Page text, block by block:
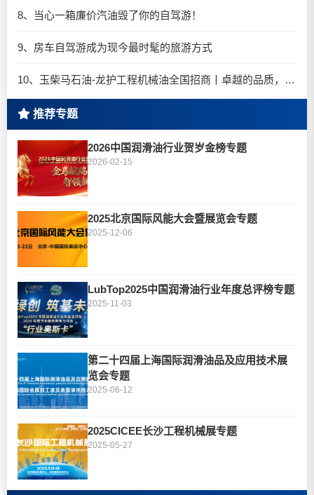
8、当心一箱廉价汽油毁了你的自驾游！
9、房车自驾游成为现今最时髦的旅游方式
10、玉柴马石油-龙护工程机械油全国招商丨卓越的品质，专业的品牌！
推荐专题
2026中国润滑油行业贺岁金榜专题
2026-02-15
2025北京国际风能大会暨展览会专题
2025-12-06
LubTop2025中国润滑油行业年度总评榜专题
2025-11-03
第二十四届上海国际润滑油品及应用技术展
览会专题
2025-06-12
2025CICEE长沙工程机械展专题
2025-05-27